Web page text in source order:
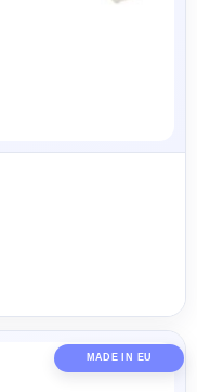
MADE IN EU